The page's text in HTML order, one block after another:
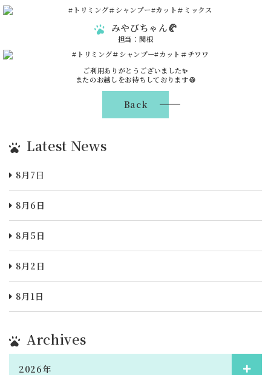
みやびちゃん🥐
担当：関根
ご利用ありがとうございました✨
またのお越しをお待ちしております🍪
Back
Latest News
8月7日
8月6日
8月5日
8月2日
8月1日
Archives
2026年